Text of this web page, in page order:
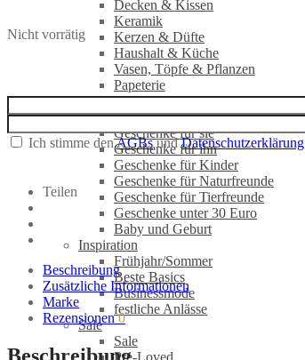
Decken & Kissen
Keramik
Kerzen & Düfte
Haushalt & Küche
Vasen, Töpfe & Pflanzen
Papeterie
Geschenke
Geschenk-Gutschein
Geschenke für sie
Geschenke für ihn
Geschenke für Kinder
Geschenke für Naturfreunde
Geschenke für Tierfreunde
Geschenke unter 30 Euro
Baby und Geburt
Inspiration
Frühjahr/Sommer
Beste Basics
Businessmode
festliche Anlässe
Sale
Sale
Pre-Loved
Nicht vorrätig
Ich stimme denAGBsundDatenschutzerklärung
Teilen
Beschreibung
Zusätzliche Informationen
Marke
Rezensionen0